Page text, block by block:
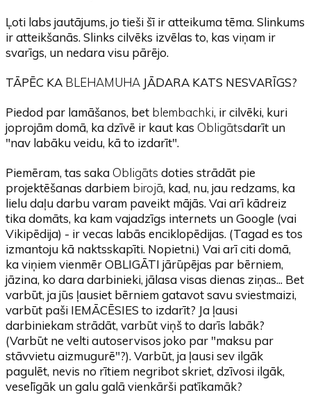
Ļoti labs jautājums, jo tieši šī ir atteikuma tēma. Slinkums
ir atteikšanās. Slinks cilvēks izvēlas to, kas viņam ir
svarīgs, un nedara visu pārējo.
TĀPĒC KA BLEHAMUHA JĀDARA KATS NESVARĪGS?
Piedod par lamāšanos, bet blembachki, ir cilvēki, kuri
joprojām domā, ka dzīvē ir kaut kasObligātsdarīt un
"nav labāku veidu, kā to izdarīt".
Piemēram, tas sakaObligāts doties strādāt pie
projektēšanas darbiem birojā, kad, nu, jau redzams, ka
lielu daļu darbu varam paveikt mājās. Vai arī kādreiz
tika domāts, ka kam vajadzīgs internets un Google (vai
Vikipēdija) - ir vecas labās enciklopēdijas. (Tagad es tos
izmantoju kā naktsskapīti. Nopietni.) Vai arī citi domā,
ka viņiem vienmēr OBLIGĀTI jārūpējas par bērniem,
jāzina, ko dara darbinieki, jālasa visas dienas ziņas... Bet
varbūt, ja jūs ļausiet bērniem gatavot savu sviestmaizi,
varbūt paši IEMĀCĒSIES to izdarīt? Ja ļausi
darbiniekam strādāt, varbūt viņš to darīs labāk?
(Varbūt ne velti autoservisos joko par "maksu par
stāvvietu aizmugurē"?). Varbūt, ja ļausi sev ilgāk
pagulēt, nevis no rītiem negribot skriet, dzīvosi ilgāk,
veselīgāk un galu galā vienkārši patīkamāk?